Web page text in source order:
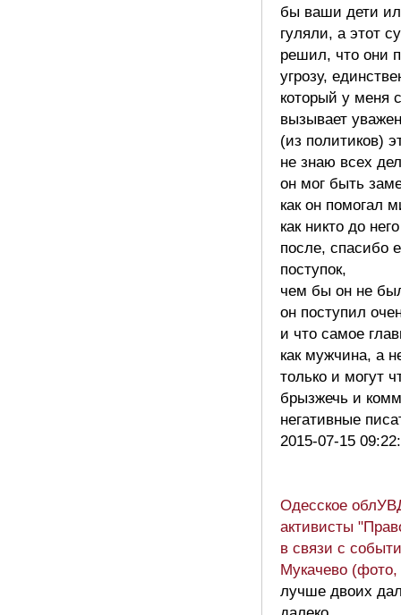
бы ваши дети
гуляли, а этот
решил, что они
угрозу,
который у меня
вызывает
(из политиков)
не знаю всех
он мог быть
как он помогал
как никто до
после, спасибо
поступок,
чем бы он не
он поступил
и что самое
как мужчина, а
только и могут
брызжечь и
негативные
2015-07-15
Одесское
активисты
в связи с
Мукачево (фото,
лучше двоих